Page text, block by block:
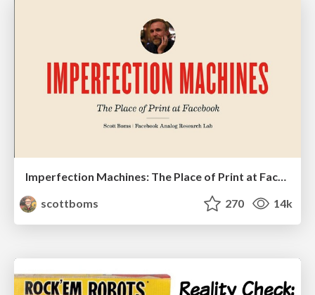
Imperfection Machines: The Place of Print at Facebook
scottboms
270 14k